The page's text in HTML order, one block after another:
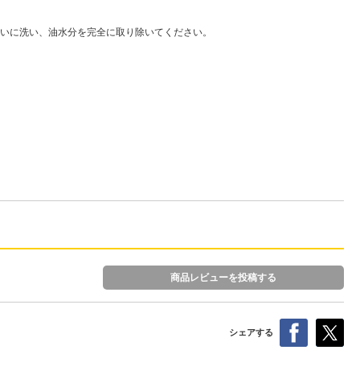
洗い、油水分を完全に取り除いてください。
商品レビューを投稿する
シェアする